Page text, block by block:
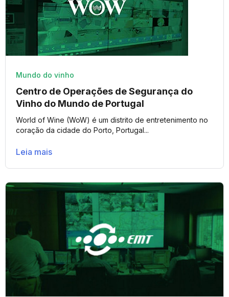
Mundo do vinho
Centro de Operações de Segurança do
Vinho do Mundo de Portugal
World of Wine (WoW) é um distrito de entretenimento no
coração da cidade do Porto, Portugal...
Leia mais